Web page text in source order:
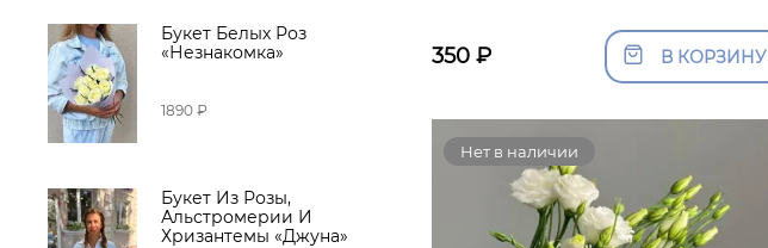
Букет Белых Роз
«Незнакомка»
1890 ₽
Букет Из Розы,
Альстромерии И
Хризантемы «Джуна»
350 ₽ В КОРЗИНУ
Нет в наличии